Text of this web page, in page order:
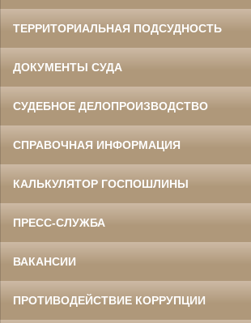
ТЕРРИТОРИАЛЬНАЯ ПОДСУДНОСТЬ
ДОКУМЕНТЫ СУДА
СУДЕБНОЕ ДЕЛОПРОИЗВОДСТВО
СПРАВОЧНАЯ ИНФОРМАЦИЯ
КАЛЬКУЛЯТОР ГОСПОШЛИНЫ
ПРЕСС-СЛУЖБА
ВАКАНСИИ
ПРОТИВОДЕЙСТВИЕ КОРРУПЦИИ